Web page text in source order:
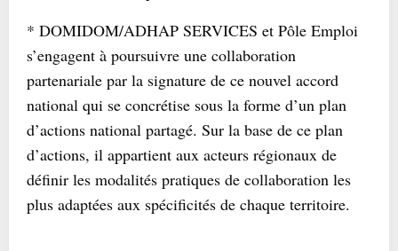
* DOMIDOM/ADHAP SERVICES et Pôle Emploi
s’engagent à poursuivre une collaboration
partenariale par la signature de ce nouvel accord
national qui se concrétise sous la forme d’un plan
d’actions national partagé. Sur la base de ce plan
d’actions, il appartient aux acteurs régionaux de
définir les modalités pratiques de collaboration les
plus adaptées aux spécificités de chaque territoire.